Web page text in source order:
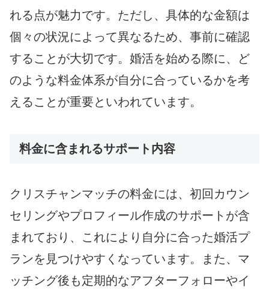
れる点が魅力です。ただし、具体的な金額は
個々の状況によって異なるため、事前に確認
することが大切です。婚活を始める際に、ど
のような料金体系が自分に合っているかを考
えることが重要といわれています。
料金に含まれるサポート内容
クリスチャンマッチの料金には、初回カウン
セリングやプロフィール作成のサポートが含
まれており、これにより自分に合った婚活プ
ランを見つけやすくなっています。また、マ
ッチング後も定期的なアフターフォローやイ